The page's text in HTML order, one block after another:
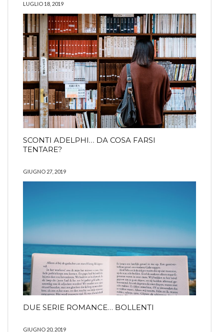
LUGLIO 18, 2019
SCONTI ADELPHI… DA COSA FARSI
TENTARE?
GIUGNO 27, 2019
DUE SERIE ROMANCE… BOLLENTI
GIUGNO 20, 2019